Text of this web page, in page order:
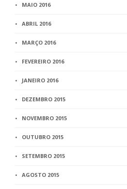
MAIO 2016
ABRIL 2016
MARÇO 2016
FEVEREIRO 2016
JANEIRO 2016
DEZEMBRO 2015
NOVEMBRO 2015
OUTUBRO 2015
SETEMBRO 2015
AGOSTO 2015